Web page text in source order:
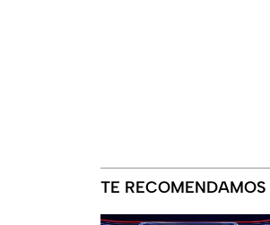
TE RECOMENDAMOS